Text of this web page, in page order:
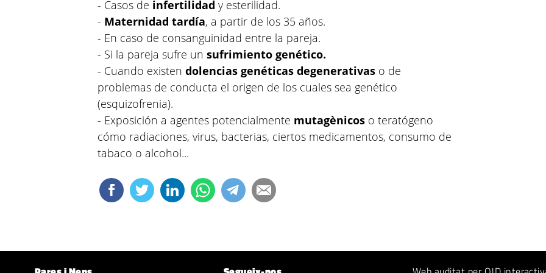
- Casos de infertilidad y esterilidad.
- Maternidad tardía, a partir de los 35 años.
- En caso de consanguinidad entre la pareja.
- Si la pareja sufre unsufrimiento genético.
- Cuando existendolencias genéticas degenerativas o de
problemas de conducta el origen de los cuales sea genético
(esquizofrenia).
- Exposición a agentes potencialmente mutagènicos o teratógeno
cómo radiaciones, virus, bacterias, ciertos medicamentos, consumo de
tabaco o alcohol...